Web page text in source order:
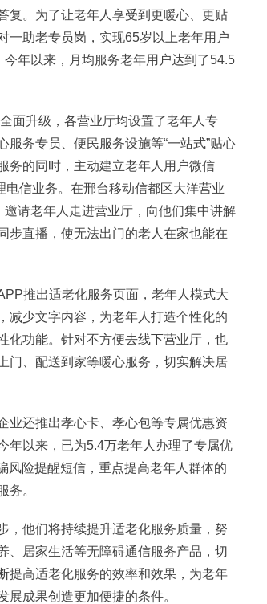
复。为了让老年人享受到更暖心、更贴
一助老专员岗，实现65岁以上老年用户
今年以来，月均服务老年用户达到了54.5
升级，各营业厅均设置了老年人专
务专员、便民服务设施等“一站式”贴心
务的同时，主动建立老年人用户微信
电信业务。在邢台移动信都区大洋营业
邀请老年人走进营业厅，向他们集中讲解
步直播，使无法出门的老人在家也能在
推出适老化服务页面，老年人模式大
减少文字内容，为老年人打造个性化的
化功能。针对不方便去线下营业厅，也
门、配送到家等暖心服务，切实解决居
还推出孝心卡、孝心包等专属优惠资
年以来，已为5.4万老年人办理了专属优
风险提醒短信，重点提高老年人群体的
务。
他们将持续提升适老化服务质量，努
、居家生活等无障碍通信服务产品，切
提高适老化服务的效率和效果，为老年
展成果创造更加便捷的条件。